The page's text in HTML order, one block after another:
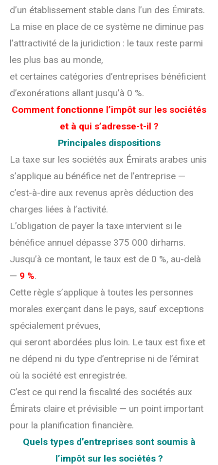
d’un établissement stable dans l’un des Émirats.
La mise en place de ce système ne diminue pas
l’attractivité de la juridiction : le taux reste parmi
les plus bas au monde,
et certaines catégories d’entreprises bénéficient
d’exonérations allant jusqu’à 0 %.
Comment fonctionne l’impôt sur les sociétés
et à qui s’adresse-t-il ?
Principales dispositions
La taxe sur les sociétés aux Émirats arabes unis
s’applique au bénéfice net de l’entreprise —
c’est-à-dire aux revenus après déduction des
charges liées à l’activité.
L’obligation de payer la taxe intervient si le
bénéfice annuel dépasse 375 000 dirhams.
Jusqu’à ce montant, le taux est de 0 %, au-delà
— 9 %.
Cette règle s’applique à toutes les personnes
morales exerçant dans le pays, sauf exceptions
spécialement prévues,
qui seront abordées plus loin. Le taux est fixe et
ne dépend ni du type d’entreprise ni de l’émirat
où la société est enregistrée.
C’est ce qui rend la fiscalité des sociétés aux
Émirats claire et prévisible — un point important
pour la planification financière.
Quels types d’entreprises sont soumis à
l’impôt sur les sociétés ?